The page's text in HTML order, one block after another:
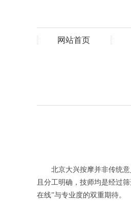
网站首页
北京大兴按摩并非传统意义
且分工明确，技师均是经过
在线”与专业度的双重期待。